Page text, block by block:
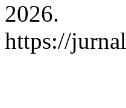
2026.
https://